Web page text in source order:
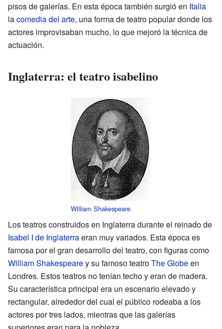
pisos de galerías. En esta época también surgió en Italia
lacomedia del arte, una forma de teatro popular donde los
actores improvisaban mucho, lo que mejoró la técnica de
actuación.
Inglaterra: el teatro isabelino
William Shakespeare.
Los teatros construidos en Inglaterra durante el reinado de
Isabel I de Inglaterraeran muy variados. Esta época es
famosa por el gran desarrollo del teatro, con figuras como
William Shakespearey su famoso teatroThe Globeen
Londres. Estos teatros no tenían techo y eran de madera.
Su característica principal era un escenario elevado y
rectangular, alrededor del cual el público rodeaba a los
actores por tres lados, mientras que las galerías